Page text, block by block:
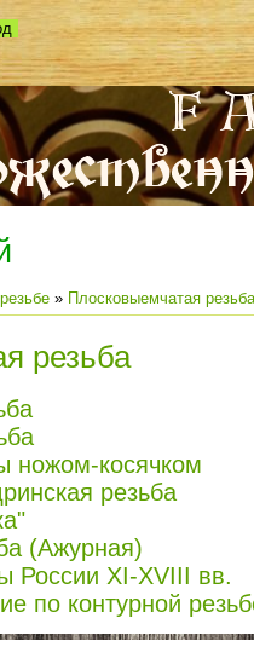
» Плосковыемчатая
резьба
ножом-косячком
резьба
(Ажурная)
России XI-XVIII вв.
по контурной